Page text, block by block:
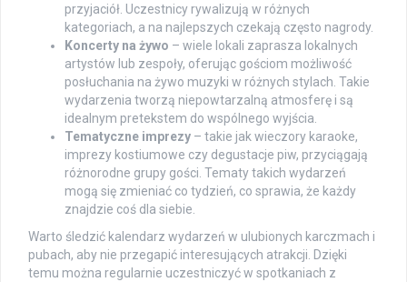
przyjaciół. Uczestnicy rywalizują w różnych
kategoriach, a na najlepszych czekają często nagrody.
Koncerty na żywo – wiele lokali zaprasza lokalnych
artystów lub zespoły, oferując gościom możliwość
posłuchania na żywo muzyki w różnych stylach. Takie
wydarzenia tworzą niepowtarzalną atmosferę i są
idealnym pretekstem do wspólnego wyjścia.
Tematyczne imprezy – takie jak wieczory karaoke,
imprezy kostiumowe czy degustacje piw, przyciągają
różnorodne grupy gości. Tematy takich wydarzeń
mogą się zmieniać co tydzień, co sprawia, że każdy
znajdzie coś dla siebie.
Warto śledzić kalendarz wydarzeń w ulubionych karczmach i
pubach, aby nie przegapić interesujących atrakcji. Dzięki
temu można regularnie uczestniczyć w spotkaniach z